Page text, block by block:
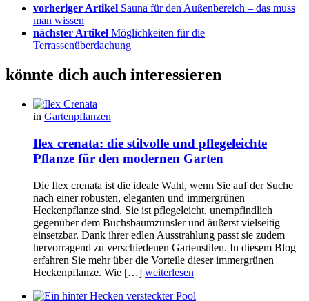
vorheriger Artikel Sauna für den Außenbereich – das muss
man wissen
nächster Artikel Möglichkeiten für die
Terrassenüberdachung
könnte dich auch interessieren
in Gartenpflanzen
Ilex crenata: die stilvolle und pflegeleichte
Pflanze für den modernen Garten
Die Ilex crenata ist die ideale Wahl, wenn Sie auf der Suche
nach einer robusten, eleganten und immergrünen
Heckenpflanze sind. Sie ist pflegeleicht, unempfindlich
gegenüber dem Buchsbaumzünsler und äußerst vielseitig
einsetzbar. Dank ihrer edlen Ausstrahlung passt sie zudem
hervorragend zu verschiedenen Gartenstilen. In diesem Blog
erfahren Sie mehr über die Vorteile dieser immergrünen
Heckenpflanze. Wie […] weiterlesen